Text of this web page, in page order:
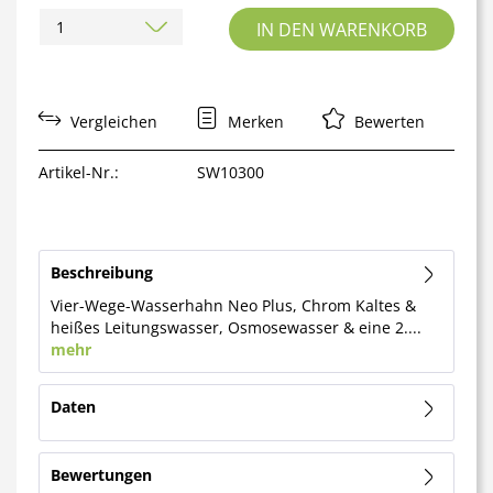
IN DEN WARENKORB
Vergleichen Merken Bewerten
Artikel-Nr.: SW10300
Beschreibung
Vier-Wege-Wasserhahn Neo Plus, Chrom Kaltes &
heißes Leitungswasser, Osmosewasser & eine 2....
mehr
Daten
Bewertungen